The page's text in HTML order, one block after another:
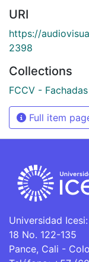
URI
https://
2398
Collections
FCCV -
Full item
Universidad
18 No. 122-135
Pance, Cali -